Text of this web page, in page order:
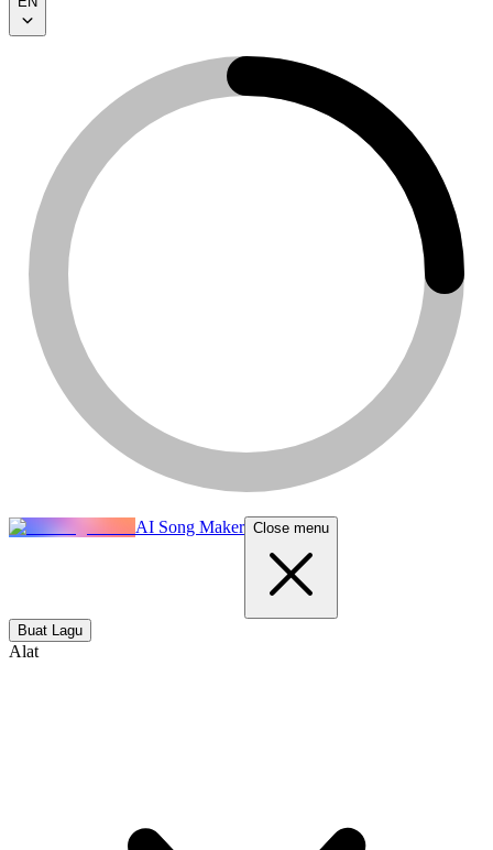
AI Song Maker Close menu
Buat Lagu
Alat